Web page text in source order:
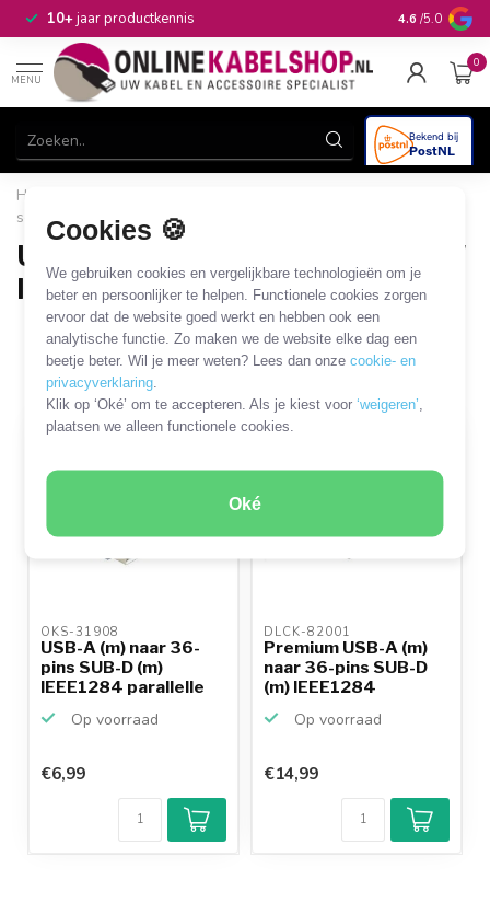
Cookies 🍪
We gebruiken cookies en vergelijkbare technologieën om je
beter en persoonlijker te helpen. Functionele cookies zorgen
ervoor dat de website goed werkt en hebben ook een
analytische functie. Zo maken we de website elke dag een
beetje beter. Wil je meer weten? Lees dan onzecookie- en
privacyverklaring
Klik op ‘Oké’ om te accepteren. Als je kiest voor‘weigeren’
plaatsen we alleen functionele cookies.
Oké
10+jaar productkennis 4.6 /5.0
MENU
0
Home
serieel/parallel
USB-A - Centronics 36-pins (LPT / IEEE1284-C)
USB-A - Centronics 36-pins (LPT /
IEEE1284-C)
2 PRODUCTEN
Filters
OKS-31908
USB-A (m) naar 36-
pins SUB-D (m)
IEEE1284 parallelle
Op voorraad
€6,99
DLCK-82001
Premium USB-A (m)
naar 36-pins SUB-D
(m) IEEE1284
Op voorraad
€14,99